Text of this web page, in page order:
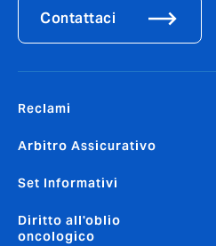
Contattaci
Reclami
Arbitro Assicurativo
Set Informativi
Diritto all'oblio
oncologico